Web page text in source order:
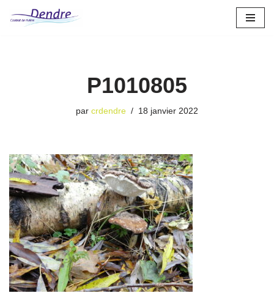
P1010805
par crdendre 18 janvier 2022